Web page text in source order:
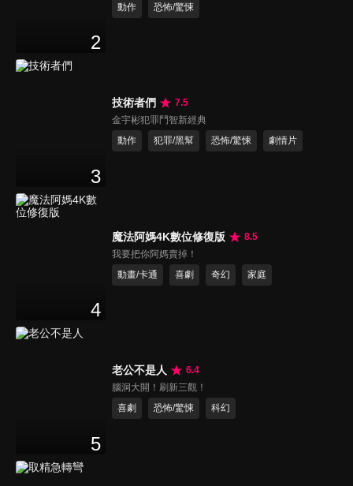
2
動作
恐怖/驚悚
3
技術者們
7.5
金宇彬犯罪鬥智新經典
動作
犯罪/黑幫 恐怖/驚悚 劇情片
4
魔法阿媽4K數位修復版
8.5
我要把你阿媽賣掉！
動畫/卡通
喜劇 奇幻 家庭
5
老公不是人
6.4
腦洞大開！刷新三觀！
喜劇
恐怖/驚悚 科幻